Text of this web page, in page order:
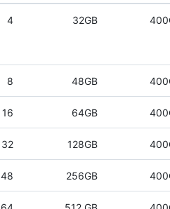
4 32GB
8 48GB
16 64GB
32 128GB
48 256GB